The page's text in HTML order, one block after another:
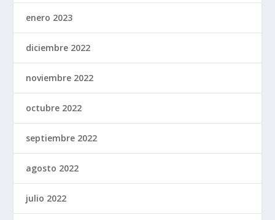
enero 2023
diciembre 2022
noviembre 2022
octubre 2022
septiembre 2022
agosto 2022
julio 2022